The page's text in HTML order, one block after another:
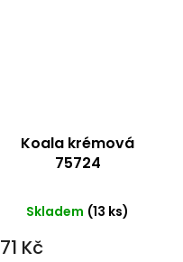
Koala krémová
75724
Skladem (13 ks)
71 Kč